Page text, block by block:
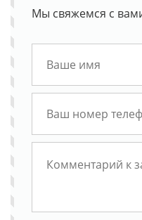
Мы свяжемся с